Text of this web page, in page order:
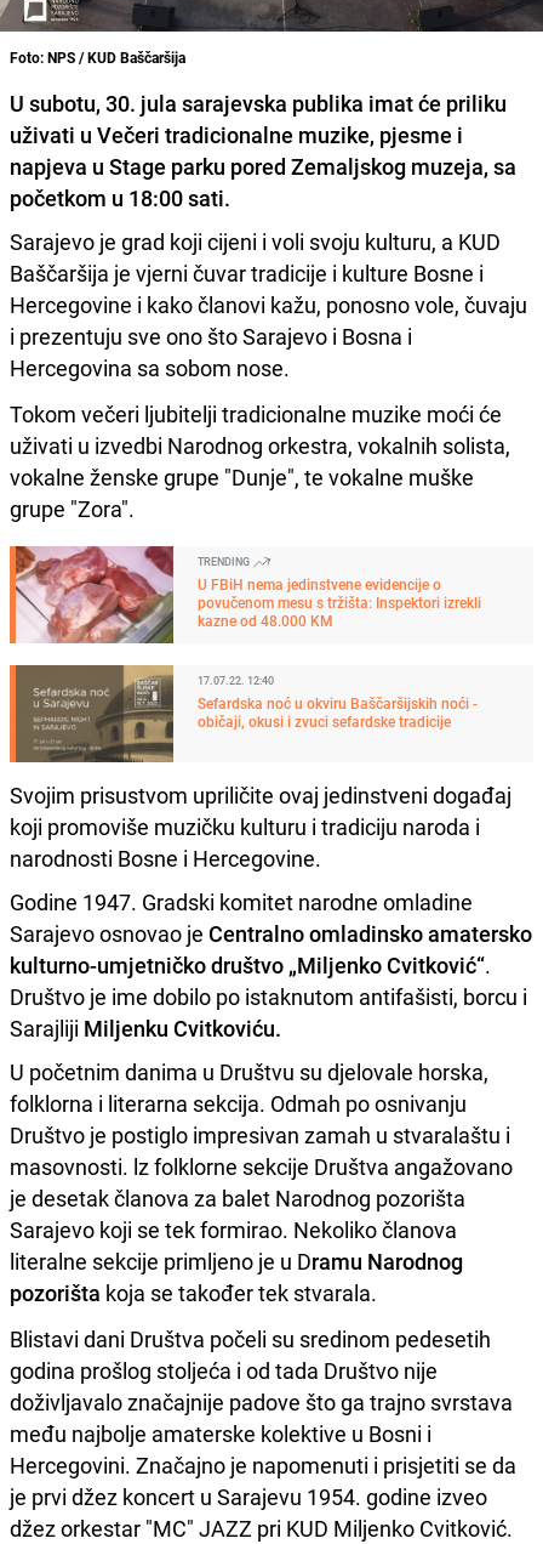
Foto: NPS / KUD Baščaršija
U subotu, 30. jula sarajevska publika imat će priliku
uživati u Večeri tradicionalne muzike, pjesme i
napjeva u Stage parku pored Zemaljskog muzeja, sa
početkom u 18:00 sati.
Sarajevo je grad koji cijeni i voli svoju kulturu, a KUD
Baščaršija je vjerni čuvar tradicije i kulture Bosne i
Hercegovine i kako članovi kažu, ponosno vole, čuvaju
i prezentuju sve ono što Sarajevo i Bosna i
Hercegovina sa sobom nose.
Tokom večeri ljubitelji tradicionalne muzike moći će
uživati u izvedbi Narodnog orkestra, vokalnih solista,
vokalne ženske grupe "Dunje", te vokalne muške
grupe "Zora".
TRENDING
U FBiH nema jedinstvene evidencije o
povučenom mesu s tržišta: Inspektori izrekli
kazne od 48.000 KM
17.07.22. 12:40
Sefardska noć u okviru Baščaršijskih noći -
običaji, okusi i zvuci sefardske tradicije
Svojim prisustvom upriličite ovaj jedinstveni događaj
koji promoviše muzičku kulturu i tradiciju naroda i
narodnosti Bosne i Hercegovine.
Godine 1947. Gradski komitet narodne omladine
Sarajevo osnovao je Centralno omladinsko amatersko
kulturno-umjetničko društvo „Miljenko Cvitković“.
Društvo je ime dobilo po istaknutom antifašisti, borcu i
Sarajliji Miljenku Cvitkoviću.
U početnim danima u Društvu su djelovale horska,
folklorna i literarna sekcija. Odmah po osnivanju
Društvo je postiglo impresivan zamah u stvaralaštu i
masovnosti. lz folklorne sekcije Društva angažovano
je desetak članova za balet Narodnog pozorišta
Sarajevo koji se tek formirao. Nekoliko članova
literalne sekcije primljeno je u Dramu Narodnog
pozorišta koja se također tek stvarala.
Blistavi dani Društva počeli su sredinom pedesetih
godina prošlog stoljeća i od tada Društvo nije
doživljavalo značajnije padove što ga trajno svrstava
među najbolje amaterske kolektive u Bosni i
Hercegovini. Značajno je napomenuti i prisjetiti se da
je prvi džez koncert u Sarajevu 1954. godine izveo
džez orkestar "MC" JAZZ pri KUD Miljenko Cvitković.